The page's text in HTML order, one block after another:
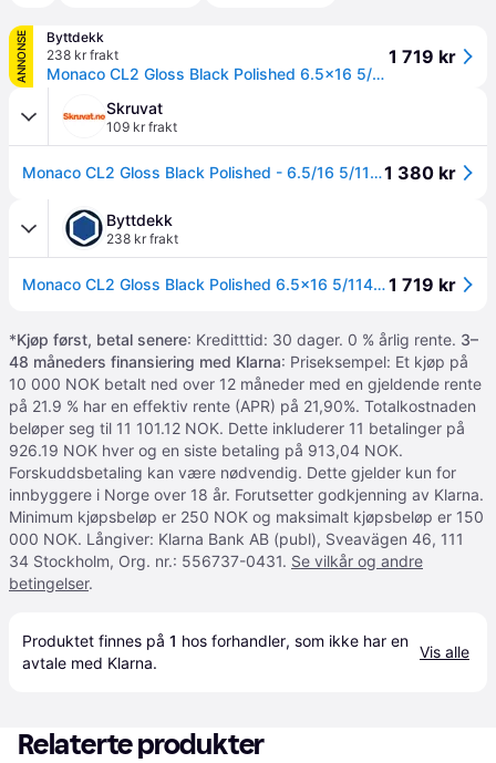
ANNONSE
Byttdekk
238 kr frakt
Monaco CL2 Gloss Black Polished 6.5x16 5/114.3 ET45 B67.1 - Aluminiumfelger
1 719 kr
Skruvat
109 kr frakt
Monaco CL2 Gloss Black Polished - 6.5/16 5/114.3 ET45 B67.11 380 kr
Byttdekk
238 kr frakt
Monaco CL2 Gloss Black Polished 6.5x16 5/114.3 ET45 B67.1 - Aluminiumfelger1 719 kr
*Kjøp først, betal senere: Kreditttid: 30 dager. 0 % årlig rente. 3–
48 måneders finansiering med Klarna: Priseksempel: Et kjøp på
10 000 NOK betalt ned over 12 måneder med en gjeldende rente
på 21.9 % har en effektiv rente (APR) på 21,90%. Totalkostnaden
beløper seg til 11 101.12 NOK. Dette inkluderer 11 betalinger på
926.19 NOK hver og en siste betaling på 913,04 NOK.
Forskuddsbetaling kan være nødvendig. Dette gjelder kun for
innbyggere i Norge over 18 år. Forutsetter godkjenning av Klarna.
Minimum kjøpsbeløp er 250 NOK og maksimalt kjøpsbeløp er 150
000 NOK. Långiver: Klarna Bank AB (publ), Sveavägen 46, 111
34 Stockholm, Org. nr.: 556737-0431. Se vilkår og andre
betingelser.
Produktet finnes på 1 hos forhandler, som ikke har en
avtale med Klarna.
Vis alle
Relaterte produkter